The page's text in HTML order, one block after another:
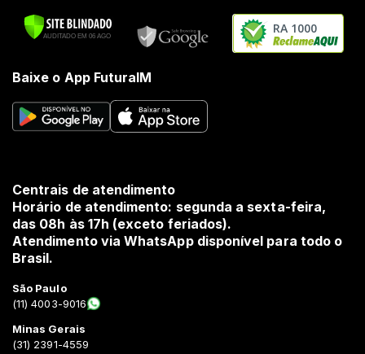
RA 1000
Baixe o App FuturaIM
Centrais de atendimento
Horário de atendimento: segunda a sexta-feira,
das 08h às 17h (exceto feriados).
Atendimento via WhatsApp disponível para todo o
Brasil.
São Paulo
(11) 4003-9016
Minas Gerais
(31) 2391-4559